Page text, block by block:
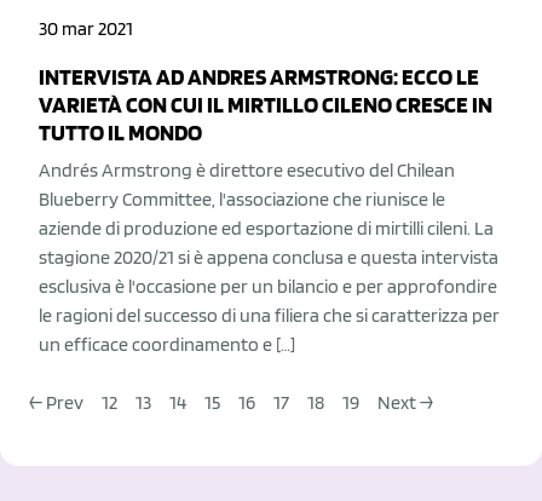
30 mar 2021
INTERVISTA AD ANDRES ARMSTRONG: ECCO LE
VARIETÀ CON CUI IL MIRTILLO CILENO CRESCE IN
TUTTO IL MONDO
Andrés Armstrong è direttore esecutivo del Chilean
Blueberry Committee, l'associazione che riunisce le
aziende di produzione ed esportazione di mirtilli cileni. La
stagione 2020/21 si è appena conclusa e questa intervista
esclusiva è l'occasione per un bilancio e per approfondire
le ragioni del successo di una filiera che si caratterizza per
un efficace coordinamento e […]
← Prev 12 13 14 15 16 17 18 19 Next →